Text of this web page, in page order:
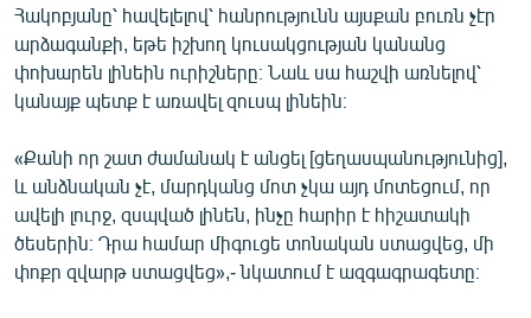
Հակոբյանը՝ հավելելով՝ հանրությունն այսքան բուռն չէր
արձագանքի, եթե իշխող կուսակցության կանանց
փոխարեն լինեին ուրիշները։ Նաև սա հաշվի առնելով՝
կանայք պետք է առավել զուսպ լինեին։
«Քանի որ շատ ժամանակ է անցել [ցեղասպանությունից],
և անձնական չէ, մարդկանց մոտ չկա այդ մոտեցում, որ
ավելի լուրջ, զսպված լինեն, ինչը հարիր է հիշատակի
ծեսերին։ Դրա համար միգուցե տոնական ստացվեց, մի
փոքր զվարթ ստացվեց»,- նկատում է ազգագրագետը։